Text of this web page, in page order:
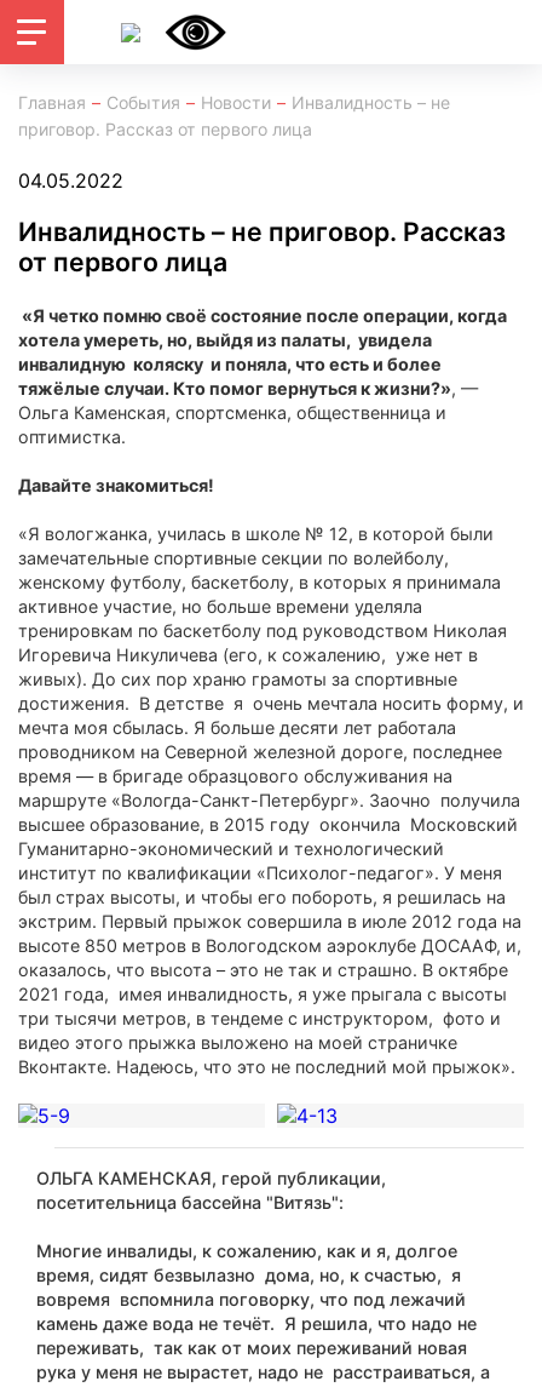
Главная События Новости
Инвалидность – не
приговор. Рассказ от первого лица
04.05.2022
Инвалидность – не приговор. Рассказ
от первого лица
«Я четко помню своё состояние после операции, когда
хотела умереть, но, выйдя из палаты, увидела
инвалидную коляску и поняла, что есть и более
тяжёлые случаи. Кто помог вернуться к жизни?», —
Ольга Каменская, спортсменка, общественница и
оптимистка.
Давайте знакомиться!
«Я вологжанка, училась в школе № 12, в которой были
замечательные спортивные секции по волейболу,
женскому футболу, баскетболу, в которых я принимала
активное участие, но больше времени уделяла
тренировкам по баскетболу под руководством Николая
Игоревича Никуличева (его, к сожалению, уже нет в
живых). До сих пор храню грамоты за спортивные
достижения. В детстве я очень мечтала носить форму, и
мечта моя сбылась. Я больше десяти лет работала
проводником на Северной железной дороге, последнее
время — в бригаде образцового обслуживания на
маршруте «Вологда-Санкт-Петербург». Заочно получила
высшее образование, в 2015 году окончила Московский
Гуманитарно-экономический и технологический
институт по квалификации «Психолог-педагог». У меня
был страх высоты, и чтобы его побороть, я решилась на
экстрим. Первый прыжок совершила в июле 2012 года на
высоте 850 метров в Вологодском аэроклубе ДОСААФ, и,
оказалось, что высота – это не так и страшно. В октябре
2021 года, имея инвалидность, я уже прыгала с высоты
три тысячи метров, в тендеме с инструктором, фото и
видео этого прыжка выложено на моей страничке
Вконтакте. Надеюсь, что это не последний мой прыжок».
ОЛЬГА КАМЕНСКАЯ, герой публикации,
посетительница бассейна "Витязь":
Многие инвалиды, к сожалению, как и я, долгое
время, сидят безвылазно дома, но, к счастью, я
вовремя вспомнила поговорку, что под лежачий
камень даже вода не течёт. Я решила, что надо не
переживать, так как от моих переживаний новая
рука у меня не вырастет, надо не расстраиваться, а